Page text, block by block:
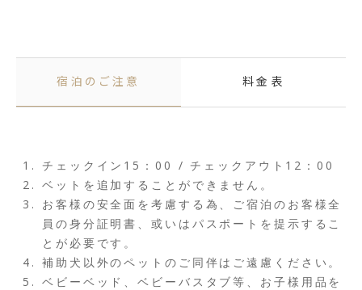
宿泊のご注意 料金表
チェックイン15：00 / チェックアウト12：00
ベットを追加することができません。
お客様の安全面を考慮する為、ご宿泊のお客様全
員の身分証明書、或いはパスポートを提示するこ
とが必要です。
補助犬以外のペットのご同伴はご遠慮ください。
ベビーベッド、ベビーバスタブ等、お子様用品を